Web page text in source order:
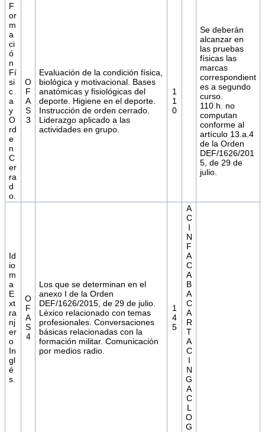
F
or
m
a
ci
ó
n
Fí
si
c
a
y
O
rd
e
n
C
er
ra
d
o.
O
F
A
S
3
Evaluación de la condición física,
biológica y motivacional. Bases
anatómicas y fisiológicas del
deporte. Higiene en el deporte.
Instrucción de orden cerrado.
Liderazgo aplicado a las
actividades en grupo.
1
1
0
Se deberán
alcanzar en
las pruebas
físicas las
marcas
correspondient
es a segundo
curso.
110 h. no
computan
conforme al
artículo 13.a.4
de la Orden
DEF/1626/201
5, de 29 de
julio.
Id
io
m
a
E
xt
ra
nj
er
o
In
gl
é
s.
O
F
A
S
4
Los que se determinan en el
anexo I de la Orden
DEF/1626/2015, de 29 de julio.
Léxico relacionado con temas
profesionales. Conversaciones
básicas relacionadas con la
formación militar. Comunicación
por medios radio.
1
4
5
A
C
I
N
F
A
C
A
B
A
C
A
R
T
A
C
I
N
G
A
C
L
O
G